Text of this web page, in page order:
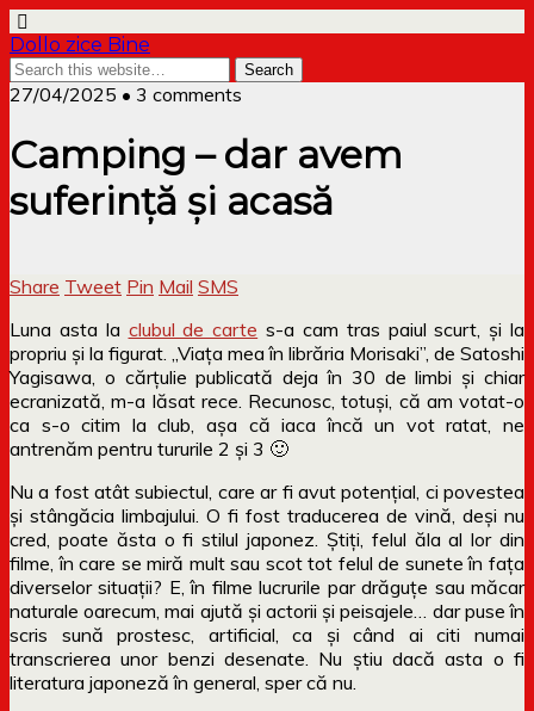
Dollo zice Bine
27/04/2025 • 3 comments
Camping – dar avem
suferință și acasă
Share Tweet Pin Mail SMS
Luna asta la clubul de carte s-a cam tras paiul scurt, și la
propriu și la figurat. „Viața mea în librăria Morisaki”, de Satoshi
Yagisawa, o cărțulie publicată deja în 30 de limbi și chiar
ecranizată, m-a lăsat rece. Recunosc, totuși, că am votat-o
ca s-o citim la club, așa că iaca încă un vot ratat, ne
antrenăm pentru tururile 2 și 3 🙂
Nu a fost atât subiectul, care ar fi avut potențial, ci povestea
și stângăcia limbajului. O fi fost traducerea de vină, deși nu
cred, poate ăsta o fi stilul japonez. Știți, felul ăla al lor din
filme, în care se miră mult sau scot tot felul de sunete în fața
diverselor situații? E, în filme lucrurile par drăguțe sau măcar
naturale oarecum, mai ajută și actorii și peisajele… dar puse în
scris sună prostesc, artificial, ca și când ai citi numai
transcrierea unor benzi desenate. Nu știu dacă asta o fi
literatura japoneză în general, sper că nu.